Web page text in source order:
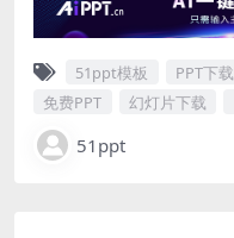
51ppt模板 PPT下载
免费PPT
幻灯片下载
51ppt